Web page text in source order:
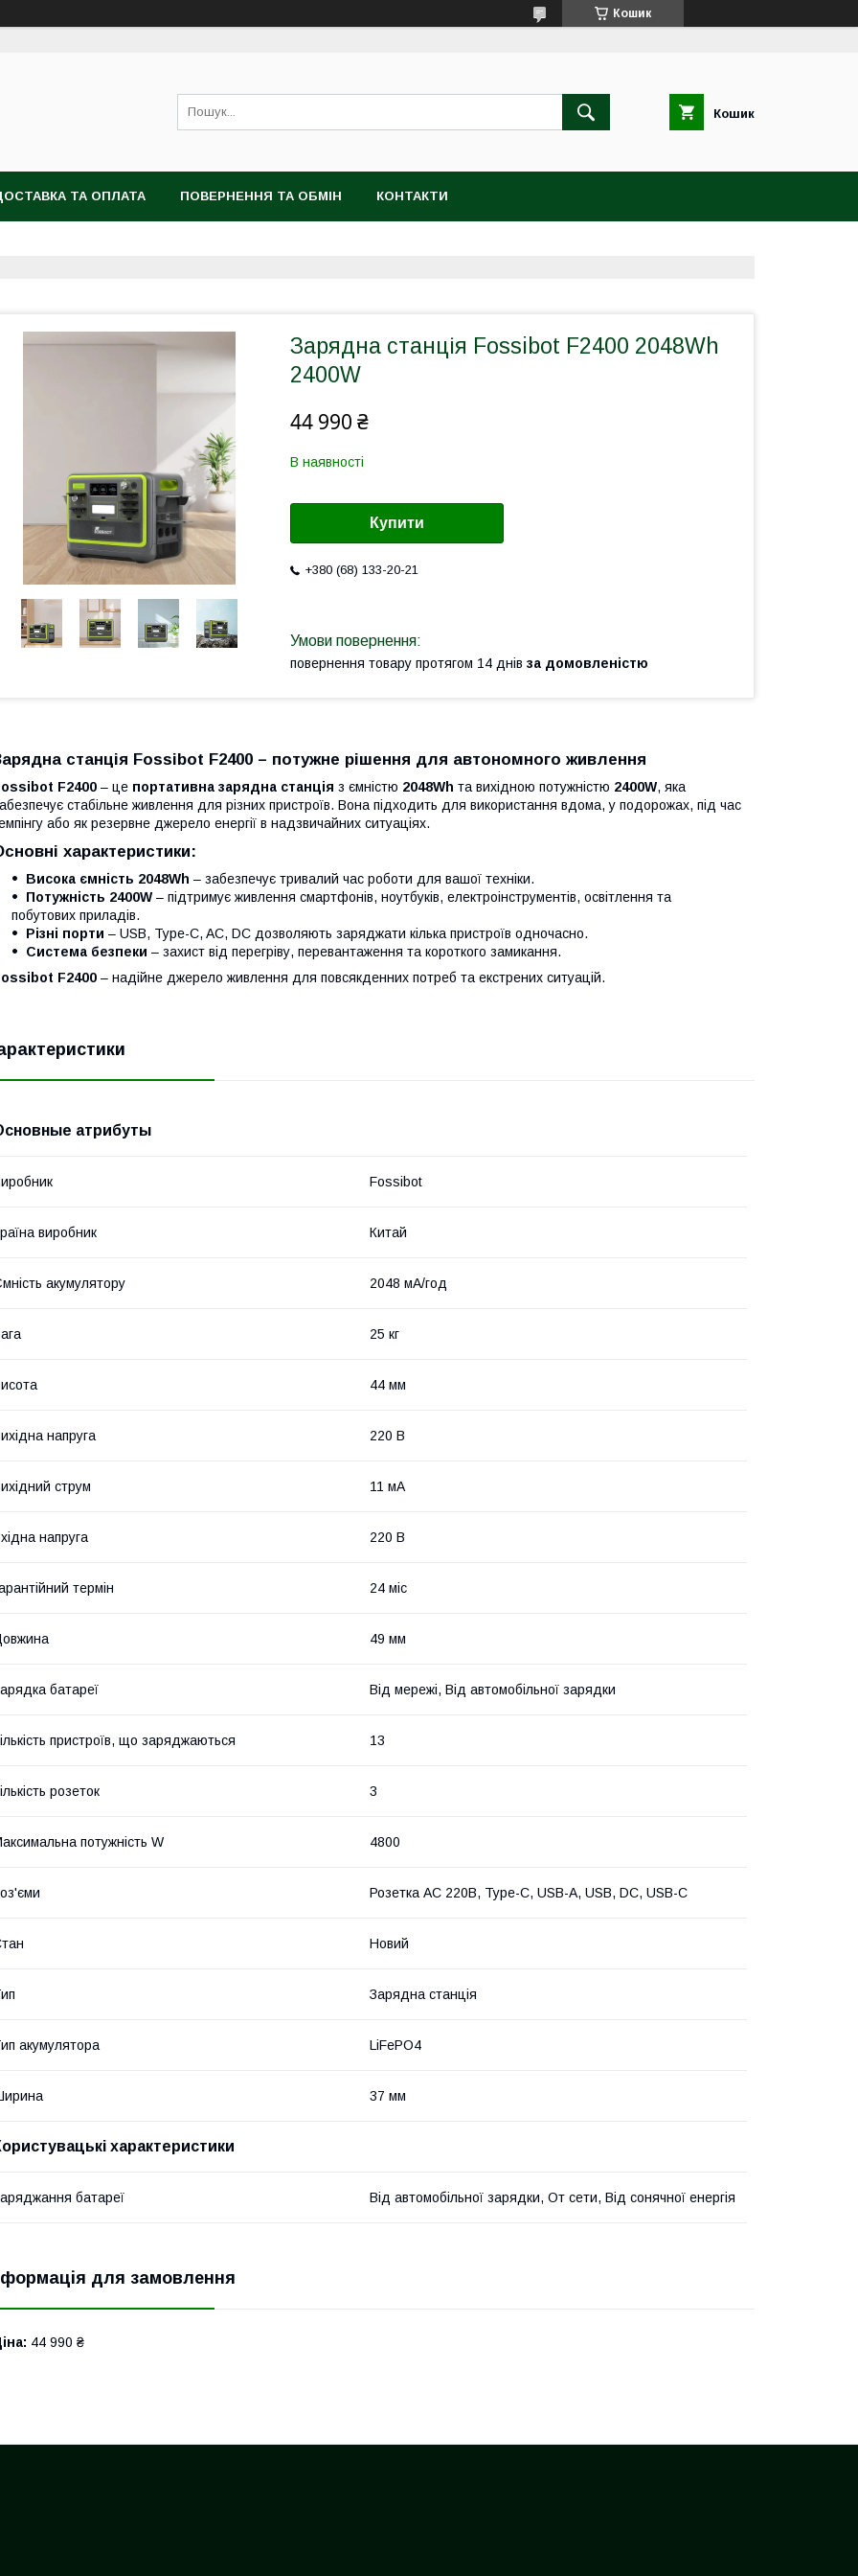
Кошик
Кошик
ТА ОПЛАТА ПОВЕРНЕННЯ ТА ОБМІН КОНТАКТИ
Зарядна станція Fossibot F2400 2048Wh
2400W
44 990 ₴
В наявності
Купити
+380 (68) 133-20-21
повернення товару протягом 14 днів за домовленістю
станція Fossibot F2400 – потужне рішення для автономного живлення
F2400 – це портативна зарядна станція з ємністю 2048Wh та вихідною потужністю 2400W, яка
стабільне живлення для різних пристроїв. Вона підходить для використання вдома, у подорожах, під час
або як резервне джерело енергії в надзвичайних ситуаціях.
характеристики:
Висока ємність 2048Wh – забезпечує тривалий час роботи для вашої техніки.
Потужність 2400W – підтримує живлення смартфонів, ноутбуків, електроінструментів, освітлення та
побутових приладів.
Різні порти – USB, Type-C, AC, DC дозволяють заряджати кілька пристроїв одночасно.
Система безпеки – захист від перегріву, перевантаження та короткого замикання.
F2400 – надійне джерело живлення для повсякденних потреб та екстрених ситуацій.
атрибуты
Fossibot
виробник Китай
акумулятору 2048 мА/год
25 кг
44 мм
напруга 220 В
струм 11 мА
напруга 220 В
термін 24 міс
49 мм
батареї Від мережі, Від автомобільної зарядки
пристроїв, що заряджаються 13
розеток 3
потужність W 4800
Розетка AC 220В, Type-C, USB-A, USB, DC, USB-C
Новий
Зарядна станція
акумулятора LiFePO4
37 мм
характеристики
батареї Від автомобільної зарядки, От сети, Від сонячної енергія
для замовлення
44 990 ₴